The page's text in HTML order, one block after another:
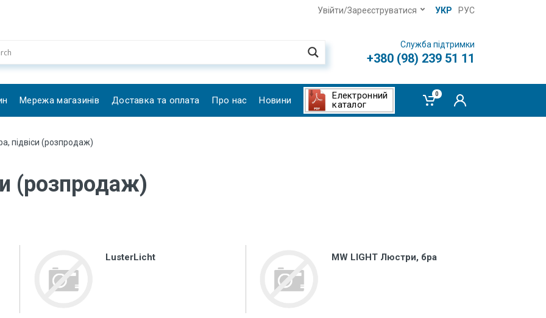
Увійти/Зареєструватися УКР РУС
Служба підтримки
+380 (98) 239 51 11
Мережа магазинів Доставка та оплата Про нас Новини
Електронний
каталог
0
підвіси (розпродаж)
(розпродаж)
LusterLicht MW LIGHT Люстри, бра